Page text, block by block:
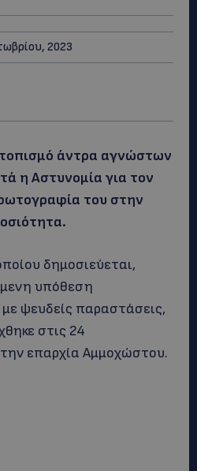
2023
άντρα αγνώστων
η Αστυνομία για τον
του στην
δημοσιεύεται,
υπόθεση
ψευδείς παραστάσεις,
στις 24
επαρχία Αμμοχώστου.